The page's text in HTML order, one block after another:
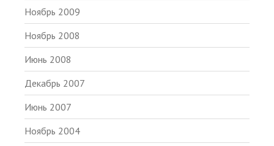
Ноябрь 2009
Ноябрь 2008
Июнь 2008
Декабрь 2007
Июнь 2007
Ноябрь 2004